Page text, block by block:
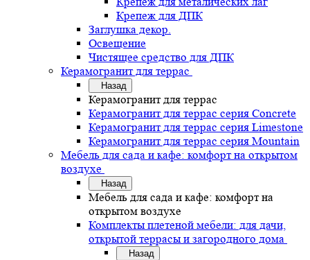
Крепеж для ДПК
Заглушка декор.
Освещение
Чистящее средство для ДПК
Керамогранит для террас
Назад
Керамогранит для террас
Керамогранит для террас серия Concrete
Керамогранит для террас серия Limestone
Керамогранит для террас серия Mountain
Мебель для сада и кафе: комфорт на открытом
воздухе
Назад
Мебель для сада и кафе: комфорт на
открытом воздухе
Комплекты плетеной мебели: для дачи,
открытой террасы и загородного дома
Назад